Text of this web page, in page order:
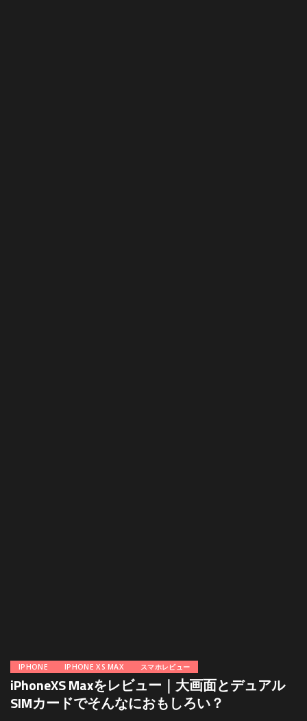
IPHONE IPHONE XS MAX スマホレビュー
iPhoneXS Maxをレビュー｜大画面とデュアル
SIMカードでそんなにおもしろい？